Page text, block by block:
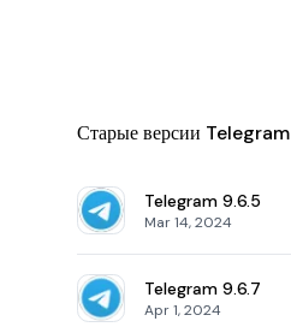
Старые версии Telegram
Telegram 9.6.5
Mar 14, 2024
Telegram 9.6.7
Apr 1, 2024